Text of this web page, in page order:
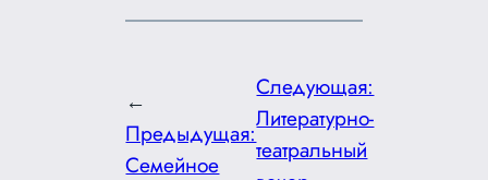
←
Предыдущая:
Семейное
Следующая:
Литературно-
театральный